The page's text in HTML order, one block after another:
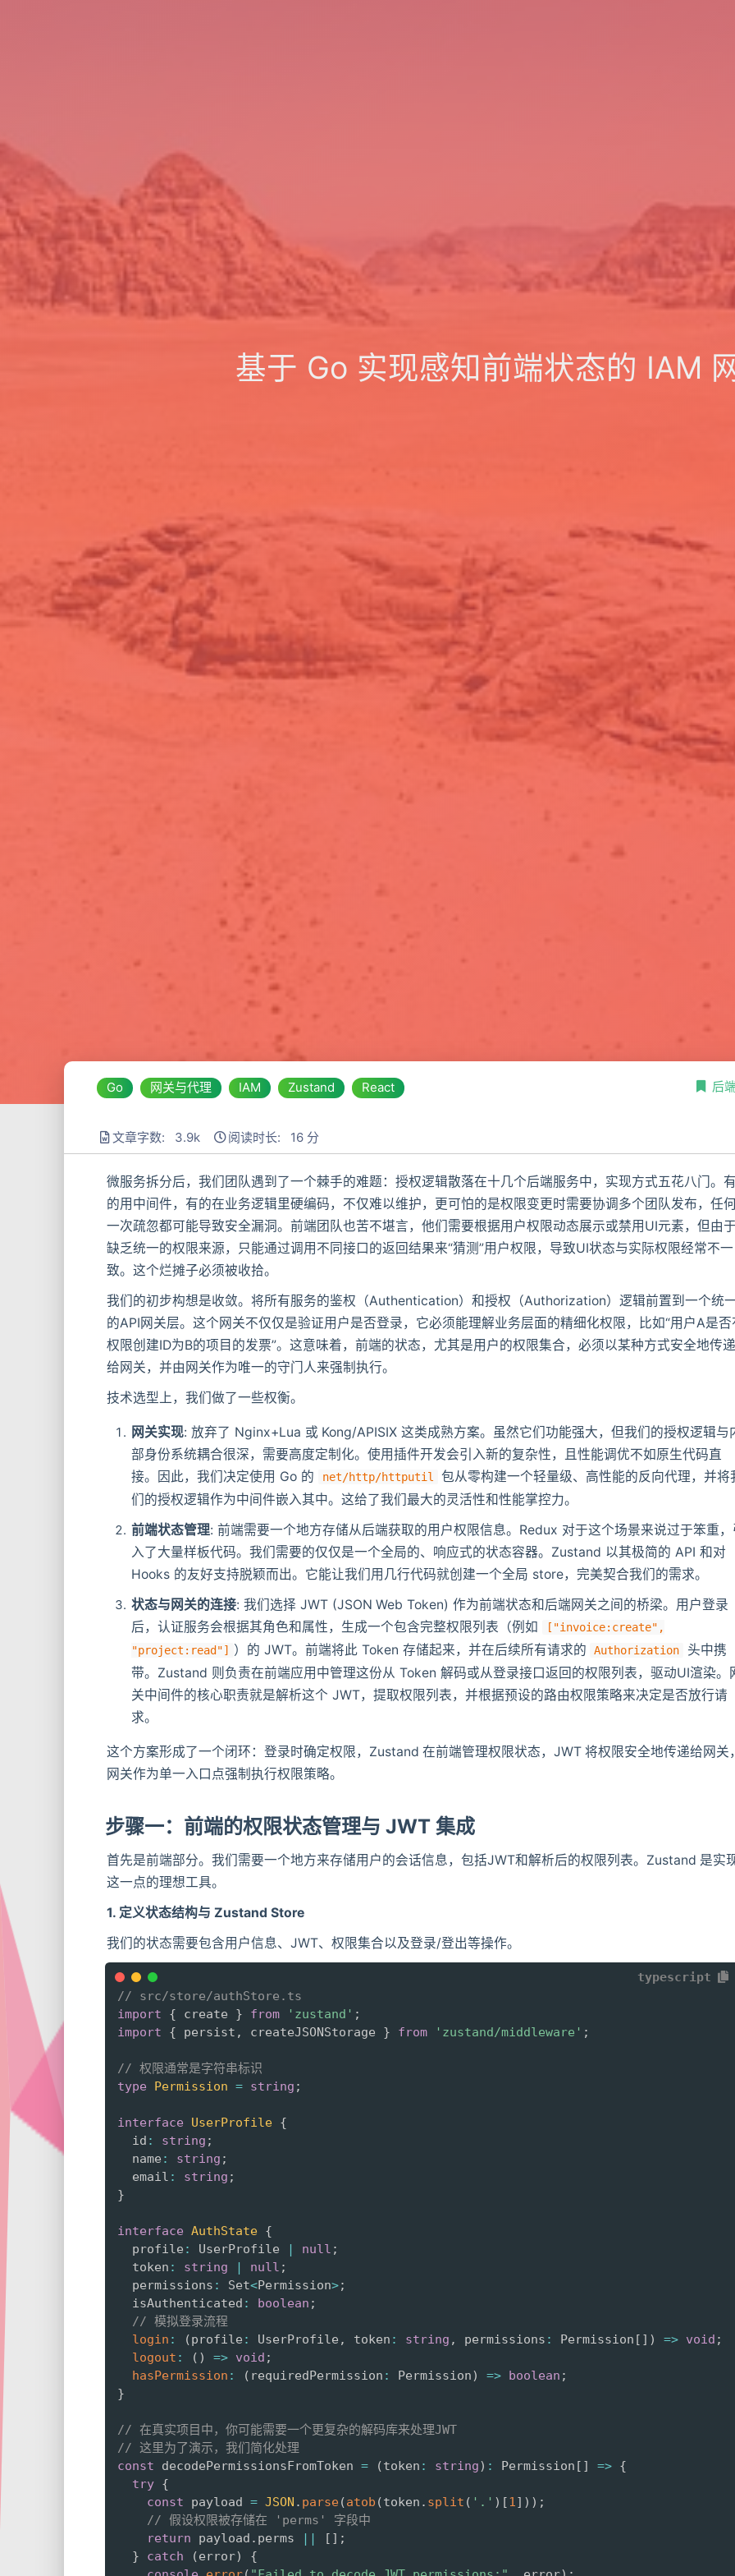
基于 Go 实现感知前端状态的 IAM
Go 网关与代理 IAM Zustand React 后
文章字数: 3.9k 阅读时长: 16 分
微服务拆分后，我们团队遇到了一个棘手的难题：授权逻辑散落在十几个后端服务中，实现方式五花八门。
的用中间件，有的在业务逻辑里硬编码，不仅难以维护，更可怕的是权限变更时需要协调多个团队发布，任
一次疏忽都可能导致安全漏洞。前端团队也苦不堪言，他们需要根据用户权限动态展示或禁用UI元素，但由
缺乏统一的权限来源，只能通过调用不同接口的返回结果来“猜测”用户权限，导致UI状态与实际权限经常不一
致。这个烂摊子必须被收拾。
我们的初步构想是收敛。将所有服务的鉴权（Authentication）和授权（Authorization）逻辑前置到一个统
的API网关层。这个网关不仅仅是验证用户是否登录，它必须能理解业务层面的精细化权限，比如“用户A是否
权限创建ID为B的项目的发票”。这意味着，前端的状态，尤其是用户的权限集合，必须以某种方式安全地传
给网关，并由网关作为唯一的守门人来强制执行。
技术选型上，我们做了一些权衡。
网关实现: 放弃了 Nginx+Lua 或 Kong/APISIX 这类成熟方案。虽然它们功能强大，但我们的授权逻辑与
部身份系统耦合很深，需要高度定制化。使用插件开发会引入新的复杂性，且性能调优不如原生代码直
接。因此，我们决定使用 Go 的
net/http/httputil
包从零构建一个轻量级、高性能的反向代理，并将
们的授权逻辑作为中间件嵌入其中。这给了我们最大的灵活性和性能掌控力。
前端状态管理: 前端需要一个地方存储从后端获取的用户权限信息。Redux 对于这个场景来说过于笨重
入了大量样板代码。我们需要的仅仅是一个全局的、响应式的状态容器。Zustand 以其极简的 API 和对
Hooks 的友好支持脱颖而出。它能让我们用几行代码就创建一个全局 store，完美契合我们的需求。
状态与网关的连接: 我们选择 JWT (JSON Web Token) 作为前端状态和后端网关之间的桥梁。用户登录
后，认证服务会根据其角色和属性，生成一个包含完整权限列表（例如
["invoice:create",
"project:read"] ）的 JWT。前端将此 Token 存储起来，并在后续所有请求的 Authorization
头中携
带。Zustand 则负责在前端应用中管理这份从 Token 解码或从登录接口返回的权限列表，驱动UI渲染。
关中间件的核心职责就是解析这个 JWT，提取权限列表，并根据预设的路由权限策略来决定是否放行请
求。
这个方案形成了一个闭环：登录时确定权限，Zustand 在前端管理权限状态，JWT 将权限安全地传递给网关
网关作为单一入口点强制执行权限策略。
步骤一：前端的权限状态管理与 JWT 集成
首先是前端部分。我们需要一个地方来存储用户的会话信息，包括JWT和解析后的权限列表。Zustand 是实
这一点的理想工具。
1. 定义状态结构与 Zustand Store
我们的状态需要包含用户信息、JWT、权限集合以及登录/登出等操作。
typescript
// src/store/authStore.ts
import
{ create } from 'zustand' ;
import
{ persist , createJSONStorage } from 'zustand/middleware' ;
// 权限通常是字符串标识
type
Permission = string ;
interface UserProfile {
  id
: string ;
  name
: string ;
  email
: string ;
}
interface AuthState {
  profile
: UserProfile | null ;
  token
: string | null ;
  permissions
: Set<Permission>;
  isAuthenticated
: boolean ;
// 模拟登录流程
login : (profile : UserProfile , token : string , permissions : Permission [ ] ) => void ;
logout : ( ) => void ;
hasPermission : ( requiredPermission : Permission) => boolean ;
}
// 在真实项目中，你可能需要一个更复杂的解码库来处理JWT
// 这里为了演示，我们简化处理
const decodePermissionsFromToken = (token : string) : Permission [ ] => {
try {
const payload = JSON . parse(atob (token . split ( '.' ) [1 ] ) ) ;
// 假设权限被存储在 'perms' 字段中
return payload . perms || [ ] ;
}
catch (error)
{